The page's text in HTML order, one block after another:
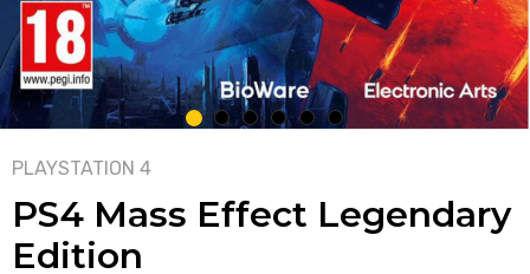
1 2 3 4 5 6
PLAYSTATION 4
PS4 Mass Effect Legendary
Edition